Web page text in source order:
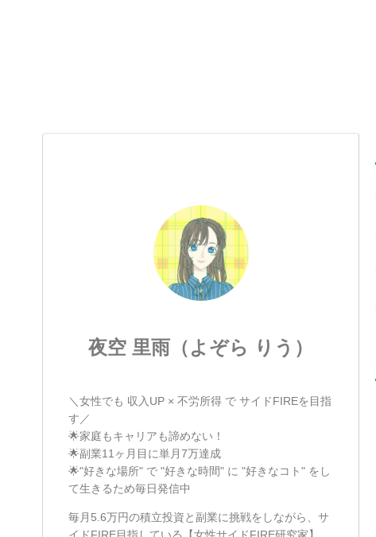
夜空 里雨（よぞら りう）
＼女性でも 収入UP × 不労所得 で サイドFIREを目指
す／
🌟家庭もキャリアも諦めない！
🌟副業11ヶ月目に単月7万達成
🌟"好きな場所" で "好きな時間" に "好きなコト" をし
て生きるため毎日発信中
毎月5.6万円の積立投資と副業に挑戦をしながら、サ
イドFIRE目指している【女性サイドFIRE研究家】